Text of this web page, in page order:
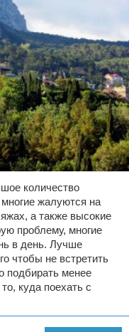
количество
жалуются на
а также высокие
проблему, многие
в день. Лучше
чтобы не встретить
подбирать менее
куда поехать с